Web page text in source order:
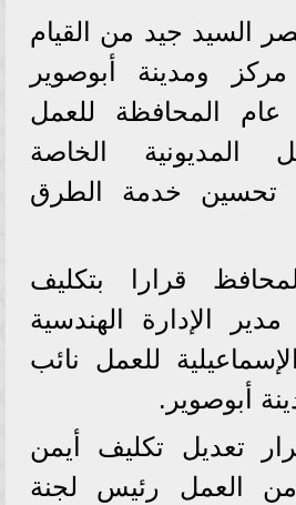
السيد جيد من القيام
ومدينة أبوصوير
عام المحافظة للعمل
المديونية الخاصة
تحسين خدمة الطرق
قرارا بتكليف
الإدارة الهندسية
للعمل نائب
أبوصوير.
تعديل تكليف أيمن
العمل رئيس لجنة